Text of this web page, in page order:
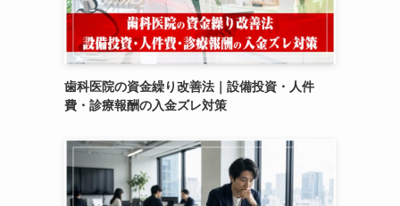
歯科医院の資金繰り改善法｜設備投資・人件
費・診療報酬の入金ズレ対策